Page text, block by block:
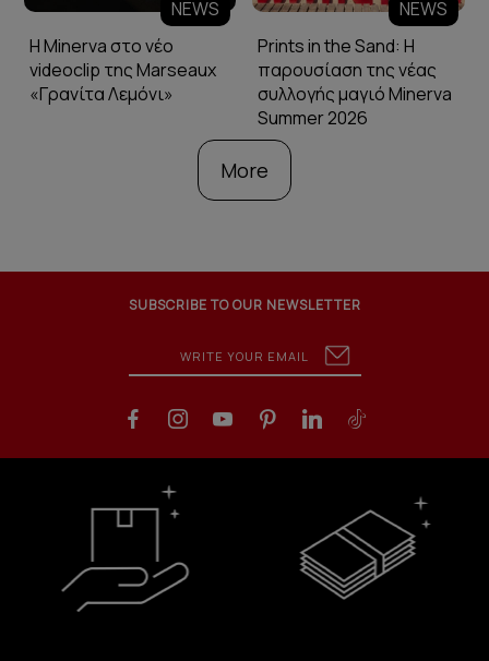
NEWS
Η Minerva στο νέο
videoclip της Marseaux
«Γρανίτα Λεμόνι»
NEWS
Prints in the Sand: Η
παρουσίαση της νέας
συλλογής μαγιό Minerva
Summer 2026
More
SUBSCRIBE TO OUR NEWSLETTER